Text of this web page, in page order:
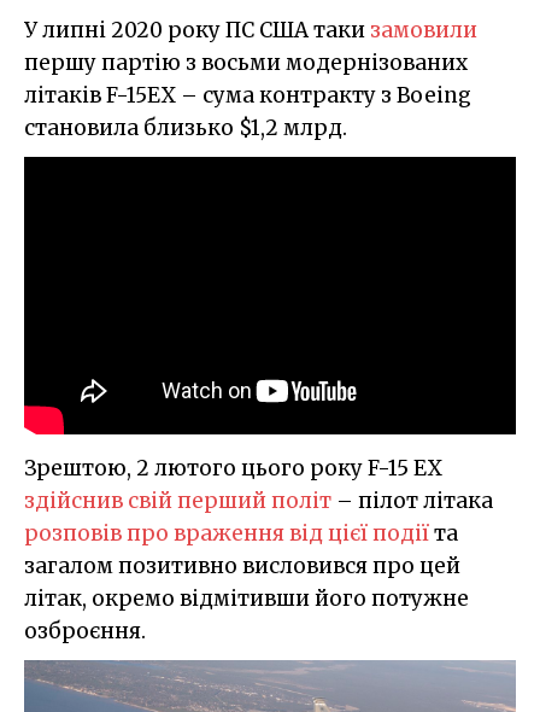
У липні 2020 року ПС США таки замовили
першу партію з восьми модернізованих
літаків F-15EX – сума контракту з Boeing
становила близько $1,2 млрд.
Зрештою, 2 лютого цього року F-15 EX
здійснив свій перший політ – пілот літака
розповів про враження від цієї подіїта
загалом позитивно висловився про цей
літак, окремо відмітивши його потужне
озброєння.